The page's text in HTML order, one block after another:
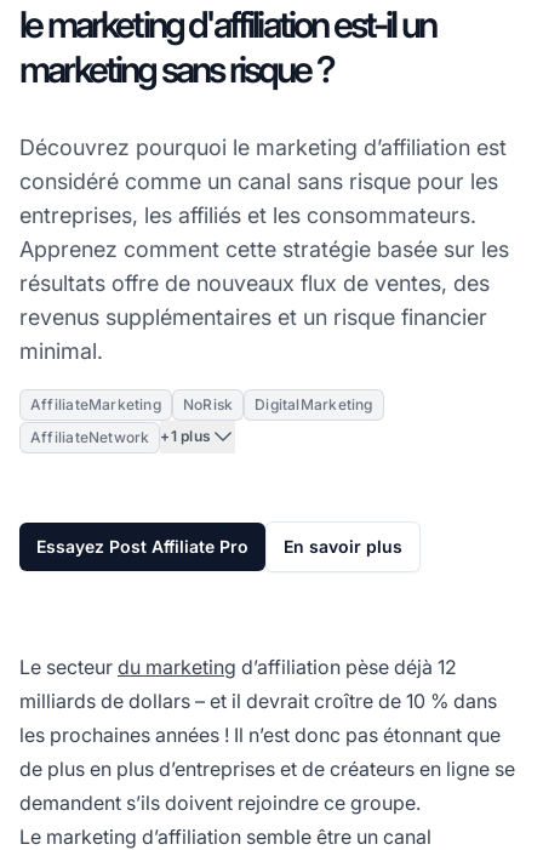
le marketing d'affiliation est-il un
marketing sans risque ?
Découvrez pourquoi le marketing d’affiliation est
considéré comme un canal sans risque pour les
entreprises, les affiliés et les consommateurs.
Apprenez comment cette stratégie basée sur les
résultats offre de nouveaux flux de ventes, des
revenus supplémentaires et un risque financier
minimal.
AffiliateMarketing NoRisk
DigitalMarketing
AffiliateNetwork
+1 plus
Essayez Post Affiliate Pro En savoir plus
Le secteur du marketing d’affiliation pèse déjà 12
milliards de dollars – et il devrait croître de 10 % dans
les prochaines années ! Il n’est donc pas étonnant que
de plus en plus d’entreprises et de créateurs en ligne se
demandent s’ils doivent rejoindre ce groupe.
Le marketing d’affiliation semble être un canal